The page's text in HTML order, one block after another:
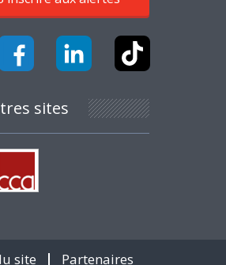
sites
site Partenaires